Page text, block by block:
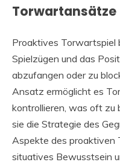
Torwartansätze
Proaktives Torwartspiel
Spielzügen und das
abzufangen oder zu
Ansatz ermöglicht es
kontrollieren, was oft zu
sie die Strategie des
Aspekte des proaktiven
situatives Bewusstsein